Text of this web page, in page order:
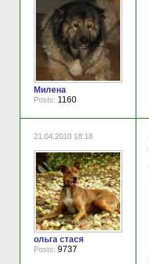
Милена
Posts: 1160
21.04.2010 18:18
ольга стася
Posts: 9737